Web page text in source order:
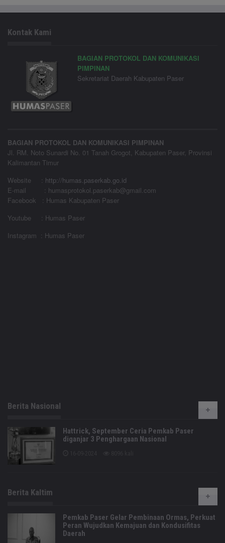
Kontak Kami
BAGIAN PROTOKOL DAN KOMUNIKASI
PIMPINAN
Sekretariat Daerah Kabupaten Paser
BAGIAN PROTOKOL DAN KOMUNIKASI PIMPINAN
Jl. RM. Noto Sunardi No. 01 Tanah Grogot, Kabupaten Paser, Provinsi
Kalimantan Timur
Website
: http://humas.paserkab.go.id
E-mail : humasprotokol.paserkab@gmail.com
Facebook : Humas Kabupaten Paser
Youtube : Humas Paser
Instagram : Humas Paser
Berita Nasional
Hattrick, September Ceria Pemkab Paser
diganjar 3 Penghargaan Nasional
Berita Kaltim
Pemkab Paser Gelar Pembinaan Ormas, Perkuat
Peran Wujudkan Kemajuan dan Kondusifitas
Daerah